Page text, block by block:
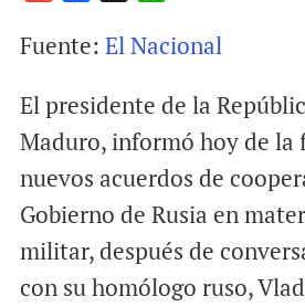
a
l
c
b
k
a
s
p
Fuente: El Nacional
El presidente de la
Maduro, informó hoy de la
nuevos acuerdos de
Gobierno de Rusia en
militar, después de
con su homólogo ruso,